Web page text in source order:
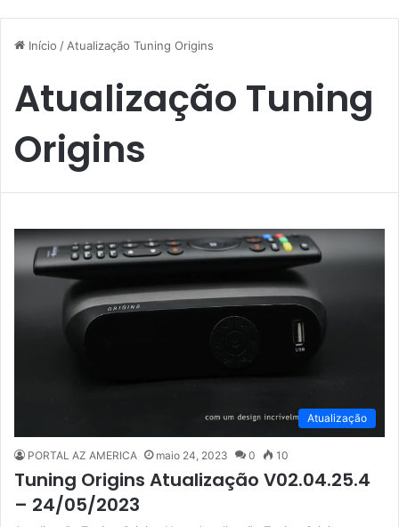
Início / Atualização Tuning Origins
Atualização Tuning
Origins
Atualização
PORTAL AZ AMERICA maio 24, 2023 0 10
Tuning Origins Atualização V02.04.25.4
– 24/05/2023